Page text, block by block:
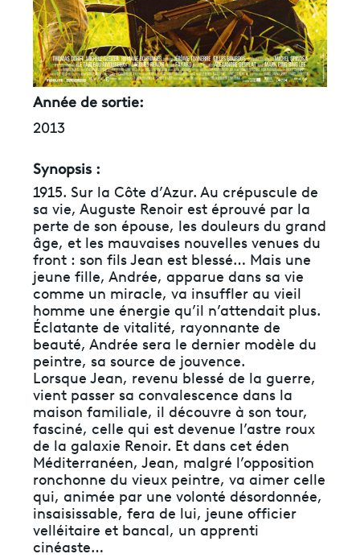
Année de sortie:
2013
Synopsis :
1915. Sur la Côte d’Azur. Au crépuscule de
sa vie, Auguste Renoir est éprouvé par la
perte de son épouse, les douleurs du grand
âge, et les mauvaises nouvelles venues du
front : son fils Jean est blessé… Mais une
jeune fille, Andrée, apparue dans sa vie
comme un miracle, va insuffler au vieil
homme une énergie qu’il n’attendait plus.
Éclatante de vitalité, rayonnante de
beauté, Andrée sera le dernier modèle du
peintre, sa source de jouvence.
Lorsque Jean, revenu blessé de la guerre,
vient passer sa convalescence dans la
maison familiale, il découvre à son tour,
fasciné, celle qui est devenue l’astre roux
de la galaxie Renoir. Et dans cet éden
Méditerranéen, Jean, malgré l’opposition
ronchonne du vieux peintre, va aimer celle
qui, animée par une volonté désordonnée,
insaisissable, fera de lui, jeune officier
velléitaire et bancal, un apprenti
cinéaste…